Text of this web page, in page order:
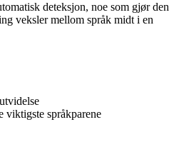
deteksjon, noe som gjør den
veksler mellom språk midt i en
viktigste språkparene